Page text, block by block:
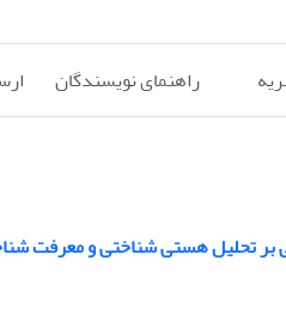
راهنمای نویسندگان
بر تحلیل هستی شناختی و معرفت